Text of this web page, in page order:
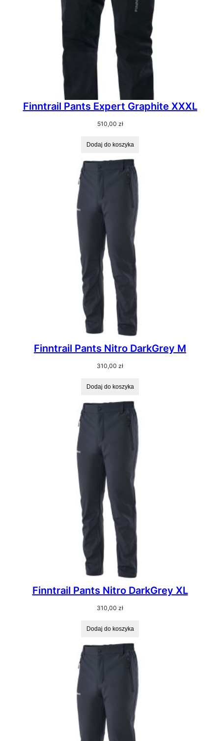
Finntrail Pants Expert Graphite XXXL
510,00 zł
Dodaj do koszyka
Finntrail Pants Nitro DarkGrey M
310,00 zł
Dodaj do koszyka
Finntrail Pants Nitro DarkGrey XL
310,00 zł
Dodaj do koszyka